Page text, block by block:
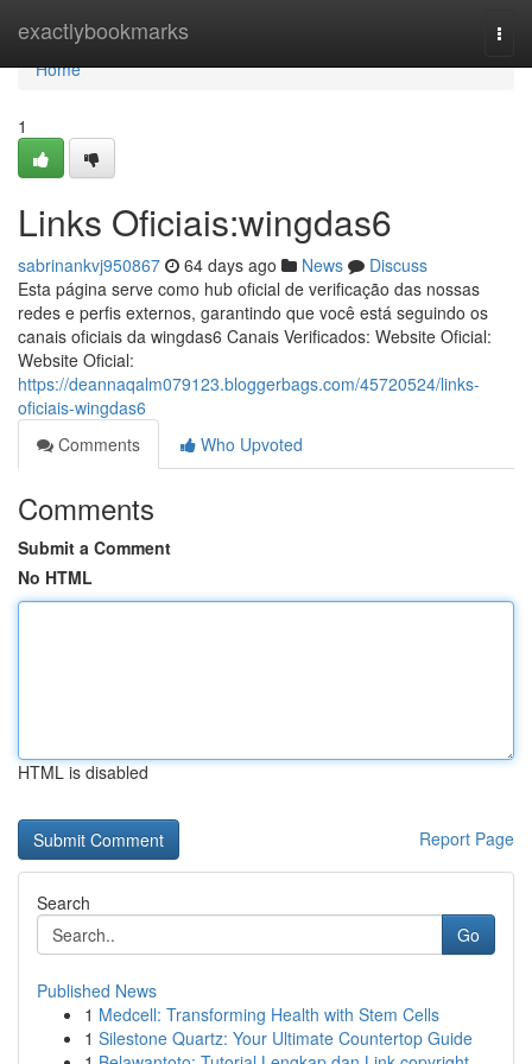
exactlybookmarks
Home
Home
1
Links Oficiais:wingdas6
sabrinankvj950867 64 days ago News
Discuss
Esta página serve como hub oficial de verificação das nossas
redes e perfis externos, garantindo que você está seguindo os
canais oficiais da wingdas6 Canais Verificados: Website Oficial:
Website Oficial:
https://deannaqalm079123.bloggerbags.com/45720524/links-
oficiais-wingdas6
Comments
Who Upvoted
Comments
Submit a Comment
No HTML
HTML is disabled
Report Page
Search
Go
Published News
1 Medcell: Transforming Health with Stem Cells
1 Silestone Quartz: Your Ultimate Countertop Guide